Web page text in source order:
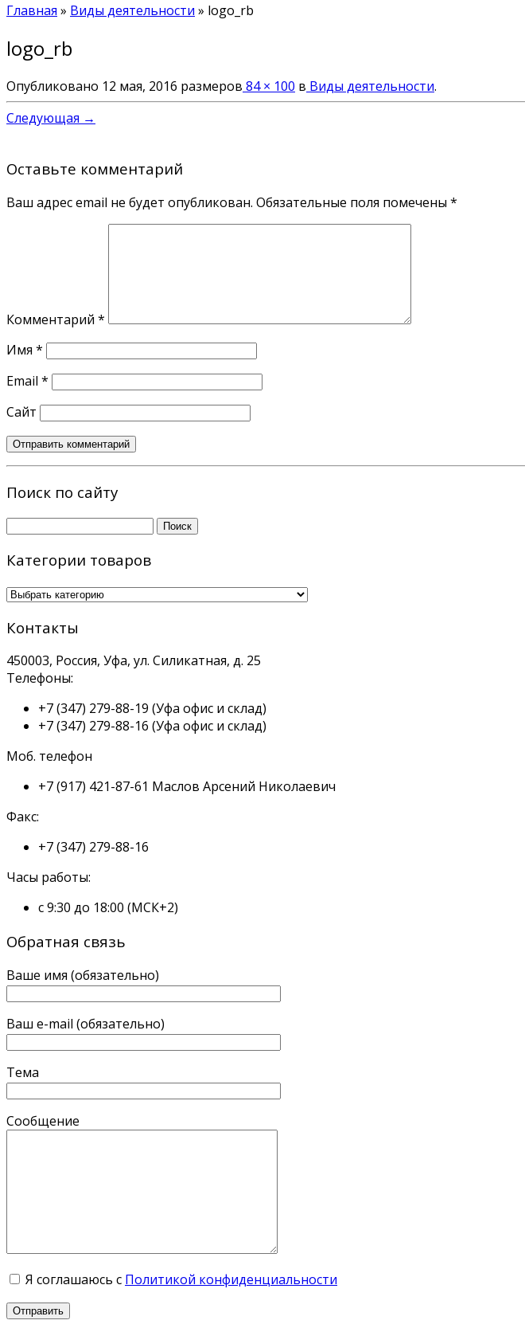
Главная » Виды деятельности » logo_rb
logo_rb
Опубликовано 12 мая, 2016 размеров 84 × 100 в Виды деятельности.
Следующая →
Оставьте комментарий
Ваш адрес email не будет опубликован. Обязательные поля помечены *
Комментарий *
Имя *
Email *
Сайт
Поиск по сайту
Категории товаров
Контакты
450003, Россия, Уфа, ул. Силикатная, д. 25
Телефоны:
+7 (347) 279-88-19 (Уфа офис и склад)
+7 (347) 279-88-16 (Уфа офис и склад)
Моб. телефон
+7 (917) 421-87-61 Маслов Арсений Николаевич
Факс:
+7 (347) 279-88-16
Часы работы:
с 9:30 до 18:00 (МСК+2)
Обратная связь
Ваше имя (обязательно)
Ваш e-mail (обязательно)
Тема
Сообщение
Я соглашаюсь с Политикой конфиденциальности